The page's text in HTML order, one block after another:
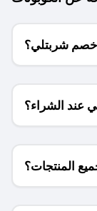
خصم شربتلي؟
عند الشراء؟
المنتجات؟